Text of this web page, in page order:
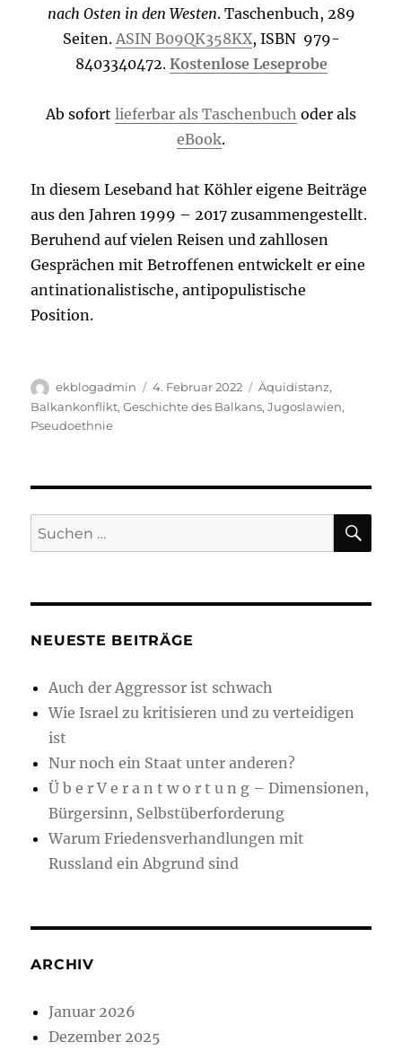
nach Osten in den Westen. Taschenbuch, 289
Seiten. ASIN B09QK358KX, ISBN ‎ 979-
8403340472. Kostenlose Leseprobe
Ab sofort lieferbar als Taschenbuch oder als
eBook.
In diesem Leseband hat Köhler eigene Beiträge
aus den Jahren 1999 – 2017 zusammengestellt.
Beruhend auf vielen Reisen und zahllosen
Gesprächen mit Betroffenen entwickelt er eine
antinationalistische, antipopulistische
Position.
Autor
ekblogadmin
Veröffentlicht
am
4. Februar 2022 Schlagwörter
Äquidistanz,
Balkankonflikt,Geschichte des Balkans,Jugoslawien,
Pseudoethnie
Suchen
nach:
NEUESTE BEITRÄGE
Auch der Aggressor ist schwach
Wie Israel zu kritisieren und zu verteidigen
ist
Nur noch ein Staat unter anderen?
Ü b e r V e r a n t w o r t u n g – Dimensionen,
Bürgersinn, Selbstüberforderung
Warum Friedensverhandlungen mit
Russland ein Abgrund sind
ARCHIV
Januar 2026
Dezember 2025